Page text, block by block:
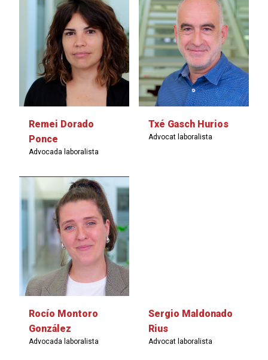
Remei Dorado
Ponce
Advocada laboralista
Txé Gasch Hurios
Advocat laboralista
Rocío Montoro
González
Advocada laboralista
Sergio Maldonado
Rius
Advocat laboralista